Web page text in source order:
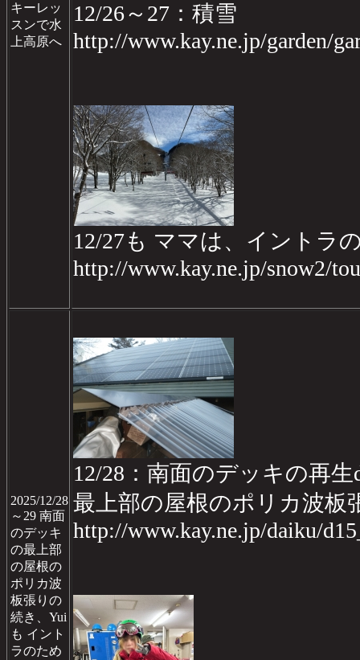
キーレッ
スンで水
上高原へ
12/26～27：積雪
http://www.kay.ne.jp/garden/
12/27も ママは、イントラ
http://www.kay.ne.jp/snow2/
2025/12/28
～29 南面
のデッキ
の最上部
の屋根の
ポリカ波
板張りの
続き、Yui
も イント
ラのため
12/28：南面のデッキの再生
最上部の屋根のポリカ波板
http://www.kay.ne.jp/daiku/